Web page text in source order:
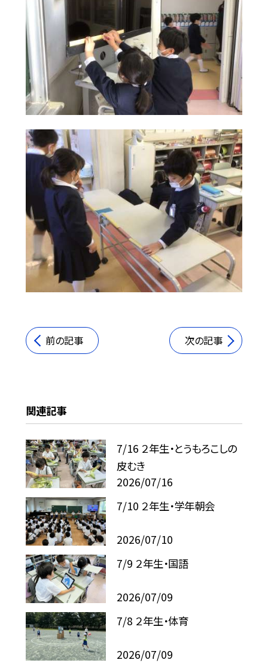
前の記事 次の記事
関連記事
7/16 ２年生・とうもろこしの
皮むき
2026/07/16
7/10 ２年生・学年朝会
2026/07/10
7/9 ２年生・国語
2026/07/09
7/8 ２年生・体育
2026/07/09